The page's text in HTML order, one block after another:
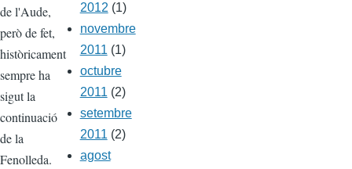
de l'Aude,
però de fet,
històricament
sempre ha
sigut la
continuació
de la
Fenolleda.
2012 (1)
novembre
2011(1)
octubre
2011(2)
setembre
2011(2)
agost